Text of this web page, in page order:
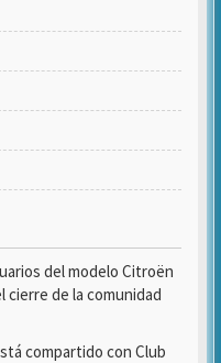
del modelo Citroën
cierre de la comunidad
compartido con Club